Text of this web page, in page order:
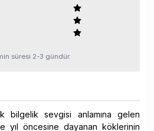
süresi 2-3 gündür.
bilgelik sevgisi anlamına gelen
yıl öncesine dayanan köklerinin